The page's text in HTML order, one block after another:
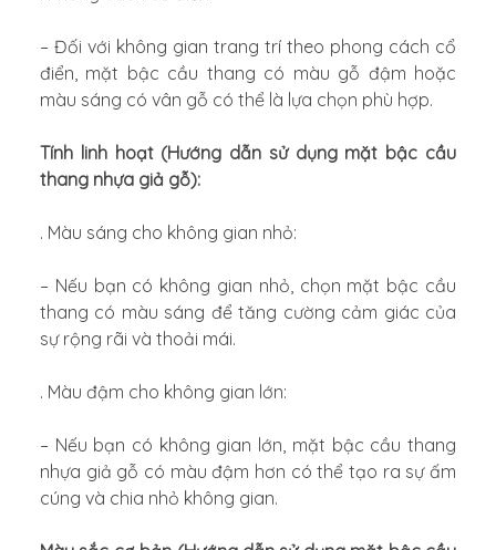
– Đối với không gian trang trí theo phong cách cổ
điển, mặt bậc cầu thang có màu gỗ đậm hoặc
màu sáng có vân gỗ có thể là lựa chọn phù hợp.
Tính linh hoạt (Hướng dẫn sử dụng mặt bậc cầu
thang nhựa giả gỗ):
. Màu sáng cho không gian nhỏ:
– Nếu bạn có không gian nhỏ, chọn mặt bậc cầu
thang có màu sáng để tăng cường cảm giác của
sự rộng rãi và thoải mái.
. Màu đậm cho không gian lớn:
– Nếu bạn có không gian lớn, mặt bậc cầu thang
nhựa giả gỗ có màu đậm hơn có thể tạo ra sự ấm
cúng và chia nhỏ không gian.